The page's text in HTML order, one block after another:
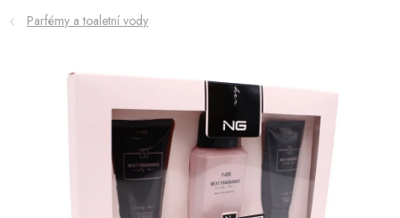
Zahrada
Domácnost
Chovatelské potřeby
Parfémy a toaletní vody